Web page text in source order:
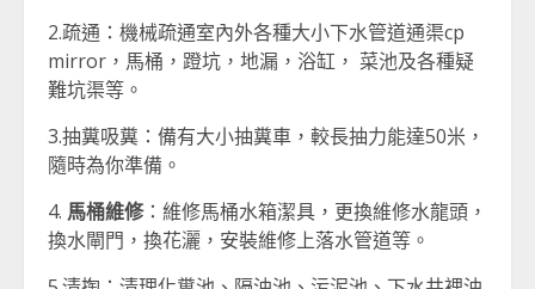
2.疏通：機械疏通室內外各種大小下水管道通渠cp
mirror，馬桶，蹬坑，地漏，浴缸， 菜池及各種疑
難坑渠等。
3.抽糞吸糞：備有大小抽糞車，較長抽力能達50米，
隨時為你準備。
4. 馬桶維修：維修馬桶水箱潔具，更換維修水龍頭，
換水閘門，換花灑，安裝維修上落水管道等。